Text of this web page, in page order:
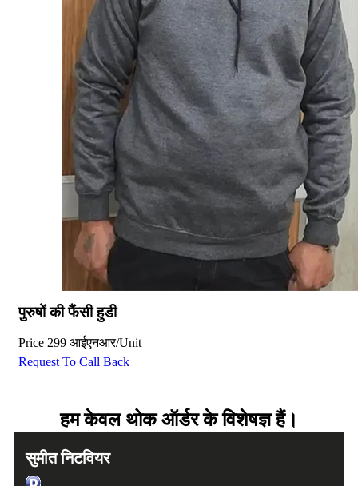
पुरुषों की फैंसी हुडी
Price 299 आईएनआर/Unit
Request To Call Back
हम केवल थोक ऑर्डर के विशेषज्ञ हैं।
सुमीत निटवियर